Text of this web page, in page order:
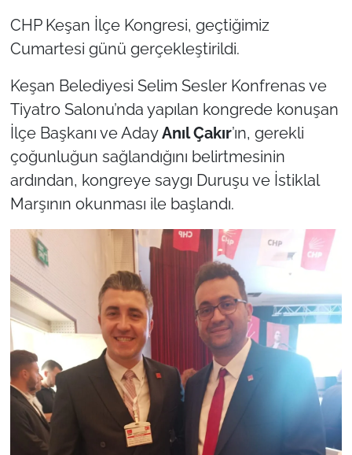
CHP Keşan İlçe Kongresi, geçtiğimiz
Cumartesi günü gerçekleştirildi.
Keşan Belediyesi Selim Sesler Konfrenas ve
Tiyatro Salonu’nda yapılan kongrede konuşan
İlçe Başkanı ve AdayAnıl Çakır’ın, gerekli
çoğunluğun sağlandığını belirtmesinin
ardından, kongreye saygı Duruşu ve İstiklal
Marşının okunması ile başlandı.
TEKİRDAĞ
KIRKLARELİ
ÇANAKKALE
TÜRKİYE
Bölge
Güvenlik
Politika
Flaş Haber
Dış Haberler
Magazin